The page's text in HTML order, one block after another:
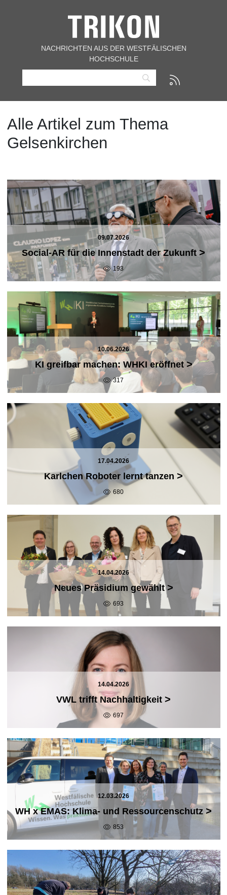
NACHRICHTEN AUS DER WESTFÄLISCHEN
HOCHSCHULE
Alle Artikel zum Thema
Gelsenkirchen
09.07.2026
Social-AR für die Innenstadt der Zukunft >
193
10.06.2026
KI greifbar machen: WHKI eröffnet>
317
17.04.2026
Karlchen Roboter lernt tanzen >
680
14.04.2026
Neues Präsidium gewählt>
693
14.04.2026
VWL trifft Nachhaltigkeit >
697
12.03.2026
WH x EMAS: Klima- und Ressourcenschutz >
853